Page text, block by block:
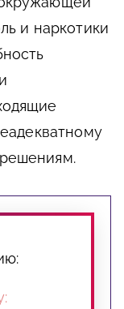
и наркотики